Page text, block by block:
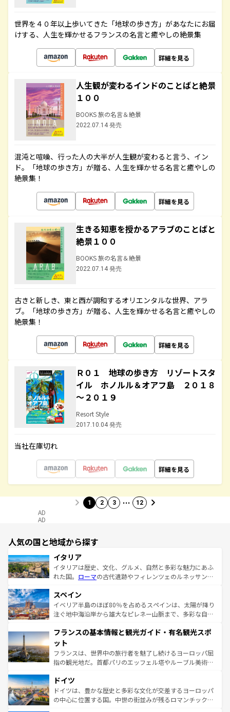
世界を４０年以上歩いてきた「地球の歩き方」があなたにお届
けする、人生を輝かせるフランスの名言と癒やしの絶景集
詳細を見る
人生観が変わるインドのことばと絶景
１００
BOOKS 旅の名言＆絶景
2022.07.14 発売
混沌と喧噪、行った人の大半が人生観が変わると言う、イン
ド。「地球の歩き方」が贈る、人生を輝かせる名言と癒やしの
絶景集！
詳細を見る
生きる知恵を授かるアラブのことばと
絶景１００
BOOKS 旅の名言＆絶景
2022.07.14 発売
古きと新しき、東と西が調和するオリエンタルな世界、アラ
ブ。「地球の歩き方」が贈る、人生を輝かせる名言と癒やしの
絶景集！
詳細を見る
Ｒ０１ 地球の歩き方 リゾートスタ
イル ホノルル＆オアフ島 ２０１８
～２０１９
Resort Style
2017.10.04 発売
当社在庫切れ
詳細を見る
1 2 3 … 12
AD
AD
人気の国と地域から探す
イタリア
イタリアは歴史、文化、グルメ、自然と多彩な魅力にあふ
れた国。 ローマの古代遺跡やフィレンツェのルネッサンス
ろん、トスカーナの美しい田園風景やアマルフィ海岸の絶
景など、自然景観も見逃せない。観光の合間には、本場の
ピザやパスタなど、絶品のイタリア料理を堪能することも
ませてくれるイタリアで、忘れられない旅をしてみよう！
なお、新着のイタリア情報は
しい。
スペイン
イベリア半島のほぼ80％を占めるスペインは、太陽が降り
注ぐ地中海沿岸から雄大なピレネー山脈まで、多彩な自然
文化が根付くこの国では、情熱的なフラメンコ、熱気あふ
れる闘牛、そして美味しいタパスが生活の一部となってい
る。首都マドリードの洗練された雰囲気や、バルセロナの
アートに溢れた街角から、地方では古代ローマ遺跡や中世
せる。地方によって風土や気候が異なるスペインはその個
性で訪れる人を魅了する。 なお、新着のスペイン情報は コ
ンテンツ一覧を参照してほしい。
フランスの基本情報と観光ガイド・有名観光スポ
ット
フランスは、世界中の旅行者を魅了し続けるヨーロッパ屈
指の観光地だ。首都パリのエッフェル塔やルーブル美術館
で、幅広い魅力が詰まっている。華麗な宮殿、歴史的な大
聖堂、美しいビーチ、そして豊かな自然が、訪れる者を心
から魅了する。また、フランスは美食の国としても知ら
ドイツ
ドイツは、豊かな歴史と多彩な文化が交差するヨーロッパ
の中心に位置する国。中世の街並みが残るロマンチック街